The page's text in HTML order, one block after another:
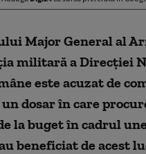
Major General al
militară a Direcției
este acuzat de
dosar în care
la buget în cadrul
beneficiat de acest